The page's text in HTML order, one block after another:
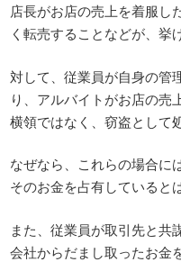
店長がお店の売上を着服し
く転売することなどが、挙
対して、従業員が自身の管
り、アルバイトがお店の売
横領ではなく、窃盗として
なぜなら、これらの場合に
そのお金を占有していると
また、従業員が取引先と共
会社からだまし取ったお金